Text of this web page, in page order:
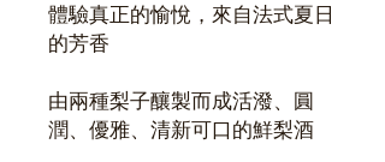
體驗真正的愉悅，來自法式夏日
的芳香
由兩種梨子釀製而成活潑、圓
潤、優雅、清新可口的鮮梨酒